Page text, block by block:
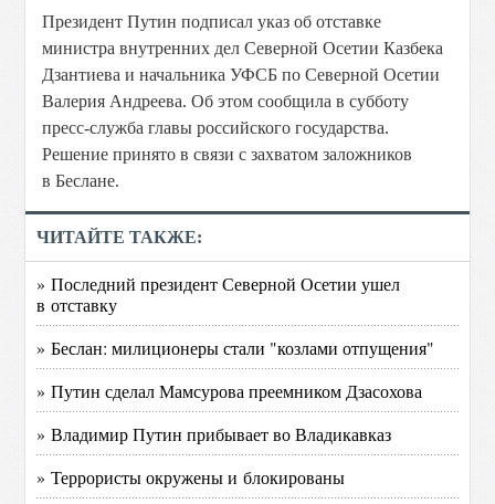
Президент Путин подписал указ об отставке
министра внутренних дел Северной Осетии Казбека
Дзантиева и начальника УФСБ по Северной Осетии
Валерия Андреева. Об этом сообщила в субботу
пресс-служба главы российского государства.
Решение принято в связи с захватом заложников
в Беслане.
ЧИТАЙТЕ ТАКЖЕ:
» Последний президент Северной Осетии ушел
в отставку
» Беслан: милиционеры стали "козлами отпущения"
» Путин сделал Мамсурова преемником Дзасохова
» Владимир Путин прибывает во Владикавказ
» Террористы окружены и блокированы